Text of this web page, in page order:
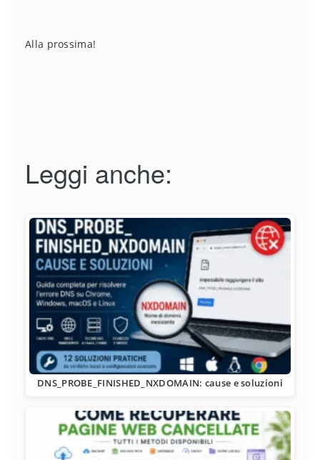
Alla prossima!
Leggi anche:
DNS_PROBE_FINISHED_NXDOMAIN: cause e soluzioni